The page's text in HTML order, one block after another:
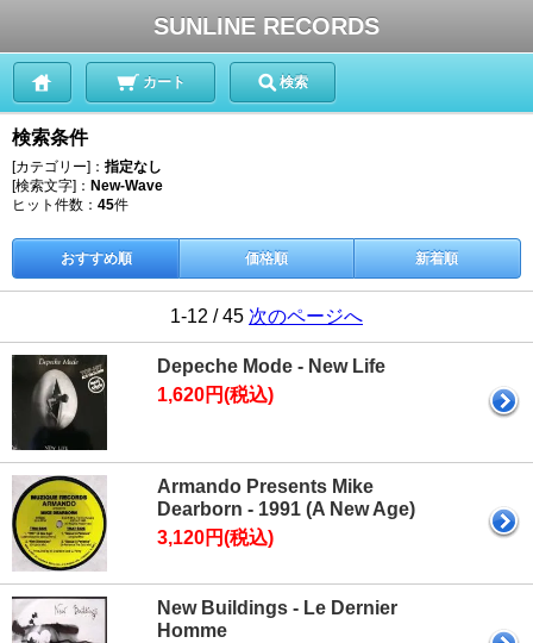
SUNLINE RECORDS
カート 検索
検索条件
[カテゴリー]： 指定なし
[検索文字]： New-Wave
ヒット件数： 45件
おすすめ順 価格順 新着順
1-12 / 45 次のページへ
Depeche Mode - New Life
1,620円(税込)
Armando Presents Mike
Dearborn - 1991 (A New Age)
3,120円(税込)
New Buildings - Le Dernier
Homme